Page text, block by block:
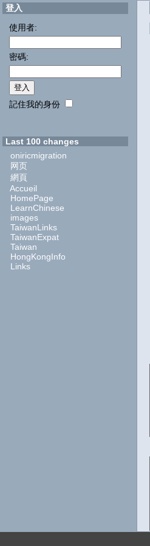
登入
使用者:
密碼:
記住我的身份
Last 100 changes
oniricmigration
网页
網頁
Accueil
HomePage
LearnChinese
images
TaiwanLinks
TaiwanExpat
Taiwan
HongKongInfo
Links